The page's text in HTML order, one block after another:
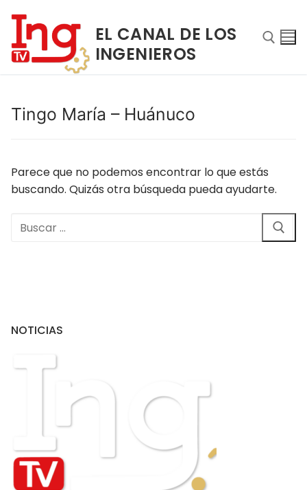
contenido
EL CANAL DE LOS
INGENIEROS
Buscar:
PUBLICACIONES
CONSEJOS DEPARTAMENTALES
Amazonas
Ancash Chimbote
Ancash Huaraz
Apurímac
Tingo María – Huánuco
Parece que no podemos encontrar lo que estás
buscando. Quizás otra búsqueda pueda ayudarte.
Buscar:
NOTICIAS